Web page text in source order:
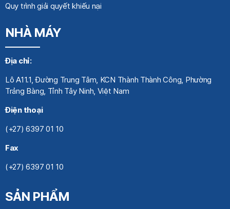
Quy trình giải quyết khiếu nại
NHÀ MÁY
Địa chỉ:
Lô A11.1, Đường Trung Tâm, KCN Thành Thành Công, Phường
Trảng Bàng, Tỉnh Tây Ninh, Việt Nam
Điện thoại
(+27) 6397 01 10
Fax
(+27) 6397 01 10
SẢN PHẨM